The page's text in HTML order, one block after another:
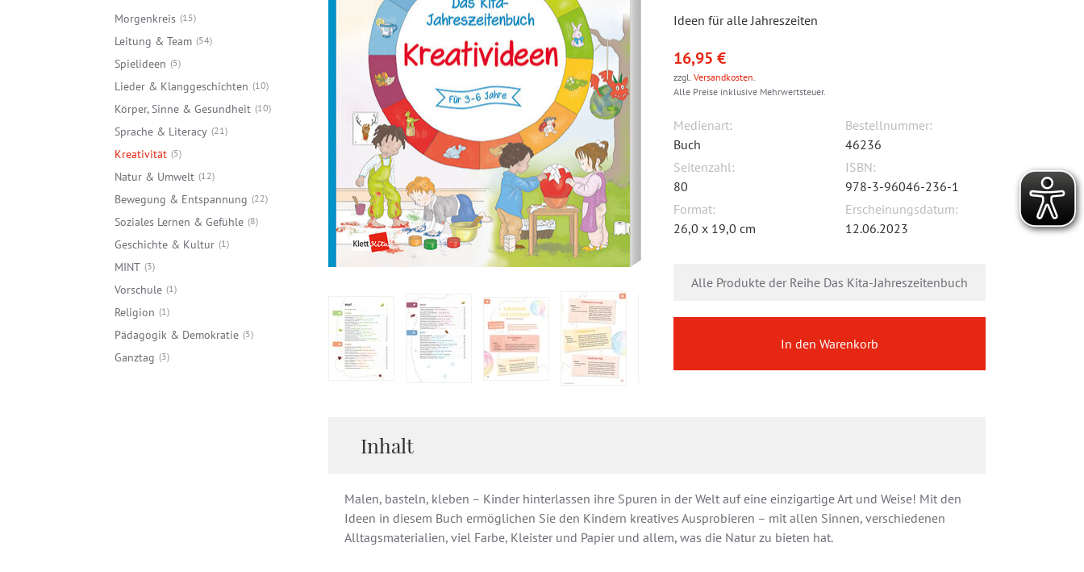
Morgenkreis 15
Leitung & Team 54
Spielideen 5
Lieder & Klanggeschichten 10
Körper, Sinne & Gesundheit 10
Sprache & Literacy 21
Kreativität 5
Natur & Umwelt 12
Bewegung & Entspannung 22
Soziales Lernen & Gefühle 8
Geschichte & Kultur 1
MINT 3
Vorschule 1
Religion 1
Pädagogik & Demokratie 5
Ganztag 3
Ideen für alle Jahreszeiten
16,95 €
zzgl. Versandkosten.
Alle Preise inklusive Mehrwertsteuer.
Medienart:
Buch
Seitenzahl:
80
Format:
26,0 x 19,0 cm
Bestellnummer:
46236
ISBN:
978-3-96046-236-1
Erscheinungsdatum:
12.06.2023
Alle Produkte der Reihe Das Kita-Jahreszeitenbuch
In den Warenkorb
Inhalt
Malen, basteln, kleben – Kinder hinterlassen ihre Spuren in der Welt auf eine einzigartige Art und Weise! Mit den
Ideen in diesem Buch ermöglichen Sie den Kindern kreatives Ausprobieren – mit allen Sinnen, verschiedenen
Alltagsmaterialien, viel Farbe, Kleister und Papier und allem, was die Natur zu bieten hat.